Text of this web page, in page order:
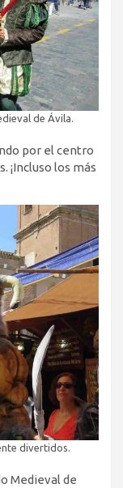
de Ávila.
por el centro
¡Incluso los más
divertidos.
Medieval de